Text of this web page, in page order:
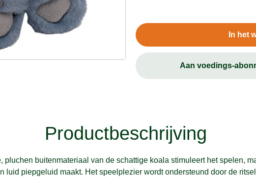
In het
Aan voedings-
Productbeschrijving
pluchen buitenmateriaal van de schattige koala stimuleert het spelen,
luid piepgeluid maakt. Het speelplezier wordt ondersteund door de